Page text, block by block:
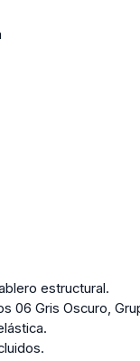
estructural.
06 Gris Oscuro,